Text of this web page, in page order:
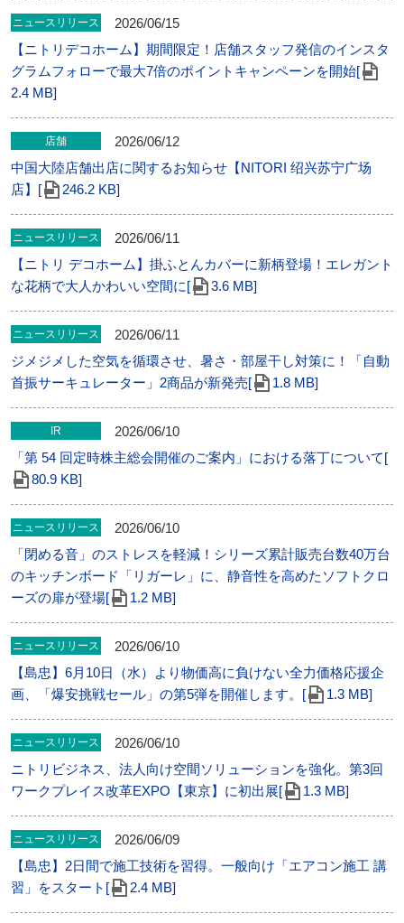
ニュースリリース
2026/06/15
【ニトリデコホーム】期間限定！店舗スタッフ発信のインスタ
グラムフォローで最大7倍のポイントキャンペーンを開始[
2.4 MB]
店舗
2026/06/12
中国大陸店舗出店に関するお知らせ【NITORI 绍兴苏宁广场
店】[
246.2 KB]
ニュースリリース
2026/06/11
【ニトリ デコホーム】掛ふとんカバーに新柄登場！エレガント
な花柄で大人かわいい空間に[
3.6 MB]
ニュースリリース
2026/06/11
ジメジメした空気を循環させ、暑さ・部屋干し対策に！「自動
首振サーキュレーター」2商品が新発売[
1.8 MB]
IR
2026/06/10
「第 54 回定時株主総会開催のご案内」における落丁について[
80.9 KB]
ニュースリリース
2026/06/10
「閉める音」のストレスを軽減！シリーズ累計販売台数40万台
のキッチンボード「リガーレ」に、静音性を高めたソフトクロ
ーズの扉が登場[
1.2 MB]
ニュースリリース
2026/06/10
【島忠】6月10日（水）より物価高に負けない全力価格応援企
画、「爆安挑戦セール」の第5弾を開催します。[
1.3 MB]
ニュースリリース
2026/06/10
ニトリビジネス、法人向け空間ソリューションを強化。第3回
ワークプレイス改革EXPO【東京】に初出展[
1.3 MB]
ニュースリリース
2026/06/09
【島忠】2日間で施工技術を習得。一般向け「エアコン施工 講
習」をスタート[
2.4 MB]